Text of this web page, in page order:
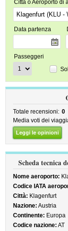
Città o Aeroporto di
Data partenza
Passeggeri
Totale recensioni: 0
Media voti dei
Leggi le opinioni
Scheda tecnica
Nome aeroporto:
Codice IATA
Città: Klagenfurt
Nazione: Austria
Continente: Europa
Codice nazione: AT